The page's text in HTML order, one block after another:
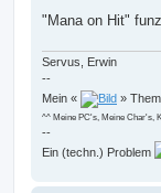
"Mana on Hit"
Servus, Erwin
--
Mein «
»
^^ Meine PC's, Meine Char's,
--
Ein (techn.) Problem